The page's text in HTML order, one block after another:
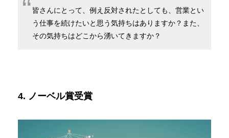
皆さんにとって、例え反対されたとしても、営業とい
う仕事を続けたいと思う気持ちはありますか？また、
その気持ちはどこから湧いてきますか？
4. ノーベル賞受賞